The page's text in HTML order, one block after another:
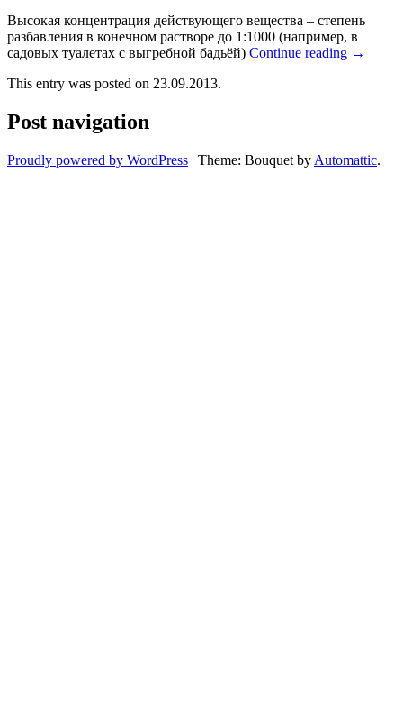
Высокая концентрация действующего вещества – степень
разбавления в конечном растворе до 1:1000 (например, в
садовых туалетах с выгребной бадьёй) Continue reading →
This entry was posted on 23.09.2013.
Post navigation
Proudly powered by WordPress | Theme: Bouquet by Automattic.